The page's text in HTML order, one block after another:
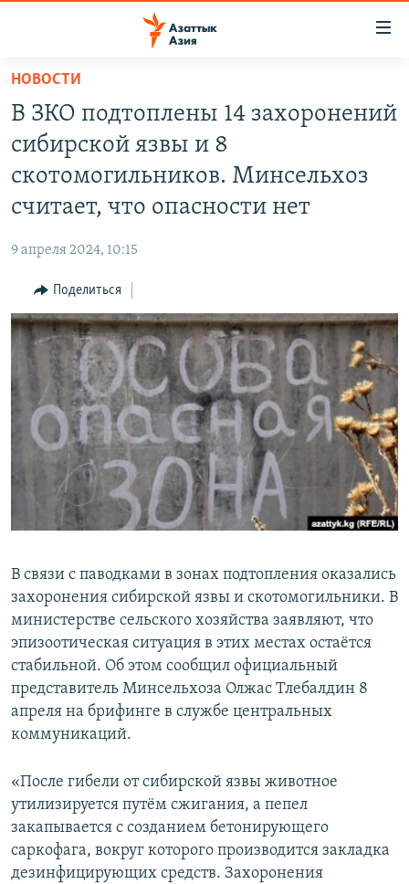
Вернуться
основному
содержанию
Вернутся
главной
Вернутся
поиску
КАЗАХСТАН
НОВОСТИ
ВОЙНА В УКРАИНЕ
КЫРГЫЗЧА
ЎЗБЕКЧА
ТОҶИКӢ
TÜRKMENÇE
ПОДПИШИТЕСЬ НА НАС В СОЦСЕТЯХ
Все сайты РСЕ/РС
НОВОСТИ
В ЗКО подтоплены 14 захоронений
сибирской язвы и 8
скотомогильников. Минсельхоз
считает, что опасности нет
9 апреля 2024, 10:15
Поделиться
В связи с паводками в зонах подтопления оказались
захоронения сибирской язвы и скотомогильники. В
министерстве сельского хозяйства заявляют, что
эпизоотическая ситуация в этих местах остаётся
стабильной. Об этом сообщил официальный
представитель Минсельхоза Олжас Тлебалдин 8
апреля на брифинге в службе центральных
коммуникаций.
«После гибели от сибирской язвы животное
утилизируется путём сжигания, а пепел
закапывается с созданием бетонирующего
саркофага, вокруг которого производится закладка
дезинфицирующих средств. Захоронения